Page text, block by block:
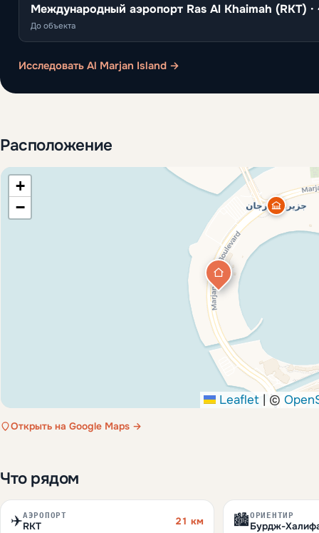
Международный аэропорт Ras Al Khaimah (RKT) ·
До объекта
Исследовать Al Marjan Island →
Расположение
+
−
Leaflet | ©
Открыть на Google Maps →
Что рядом
✈️АЭРОПОРТ
RKT 21 км 🏙️ОРИЕНТИР
Бурдж-